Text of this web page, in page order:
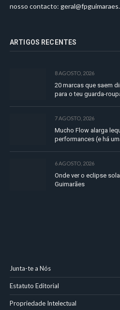
nosso contacto:
ARTIGOS RECENTES
8 AGOSTO, 2026
20 marcas que saem
para o teu guarda-
7 AGOSTO, 2026
Mucho Flow alarga
performances (e há
6 AGOSTO, 2026
Onde ver o eclipse
Guimarães
Junta-te a Nós
Estatuto Editorial
Propriedade Intelectual